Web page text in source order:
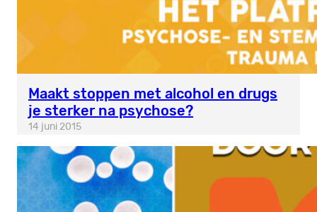
Maakt stoppen met alcohol en drugs
je sterker na psychose?
14 juni 2015